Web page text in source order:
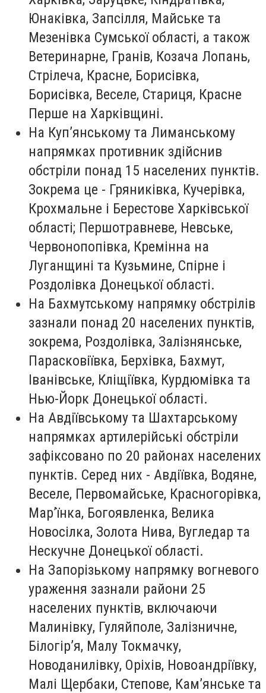
Юнаківка, Запсілля, Майське та
Мезенівка Сумської області, а також
Ветеринарне, Гранів, Козача Лопань,
Стрілеча, Красне, Борисівка,
Борисівка, Веселе, Стариця, Красне
Перше на Харківщині.
На Куп’янському та Лиманському
напрямках противник здійснив
обстріли понад 15 населених пунктів.
Зокрема це - Гряниківка, Кучерівка,
Крохмальне і Берестове Харківської
області; Першотравневе, Невське,
Червонопопівка, Кремінна на
Луганщині та Кузьмине, Спірне і
Роздолівка Донецької області.
На Бахмутському напрямку обстрілів
зазнали понад 20 населених пунктів,
зокрема, Роздолівка, Залізнянське,
Парасковіївка, Берхівка, Бахмут,
Іванівське, Кліщіївка, Курдюмівка та
Нью-Йорк Донецької області.
На Авдіївському та Шахтарському
напрямках артилерійські обстріли
зафіксовано по 20 районах населених
пунктів. Серед них - Авдіївка, Водяне,
Веселе, Первомайське, Красногорівка,
Мар’їнка, Богоявленка, Велика
Новосілка, Золота Нива, Вугледар та
Нескучне Донецької області.
На Запорізькому напрямку вогневого
ураження зазнали райони 25
населених пунктів, включаючи
Малинівку, Гуляйполе, Залізничне,
Білогір’я, Малу Токмачку,
Новоданилівку, Оріхів, Новоандріївку,
Малі Щербаки, Степове, Кам’янське та